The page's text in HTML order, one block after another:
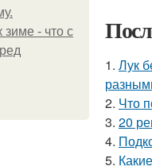
зиме - что с
1. Лук
2. Что
3. 20
4.
5.